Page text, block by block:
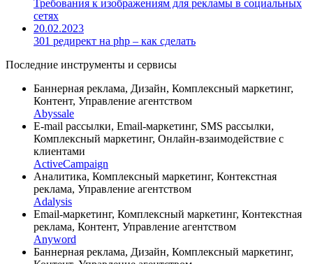
Требования к изображениям для рекламы в социальных
сетях
20.02.2023
301 редирект на php – как сделать
Последние инструменты и сервисы
Баннерная реклама, Дизайн, Комплексный маркетинг,
Контент, Управление агентством
Abyssale
E-mail рассылки, Email-маркетинг, SMS рассылки,
Комплексный маркетинг, Онлайн-взаимодействие с
клиентами
ActiveCampaign
Аналитика, Комплексный маркетинг, Контекстная
реклама, Управление агентством
Adalysis
Email-маркетинг, Комплексный маркетинг, Контекстная
реклама, Контент, Управление агентством
Anyword
Баннерная реклама, Дизайн, Комплексный маркетинг,